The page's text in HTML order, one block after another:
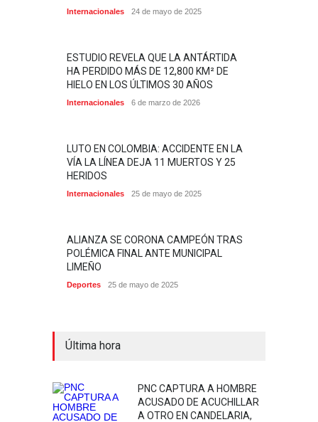
Internacionales 24 de mayo de 2025
ESTUDIO REVELA QUE LA ANTÁRTIDA
HA PERDIDO MÁS DE 12,800 KM² DE
HIELO EN LOS ÚLTIMOS 30 AÑOS
Internacionales 6 de marzo de 2026
LUTO EN COLOMBIA: ACCIDENTE EN LA
VÍA LA LÍNEA DEJA 11 MUERTOS Y 25
HERIDOS
Internacionales 25 de mayo de 2025
ALIANZA SE CORONA CAMPEÓN TRAS
POLÉMICA FINAL ANTE MUNICIPAL
LIMEÑO
Deportes 25 de mayo de 2025
Última hora
PNC CAPTURA A HOMBRE
ACUSADO DE ACUCHILLAR
A OTRO EN CANDELARIA,